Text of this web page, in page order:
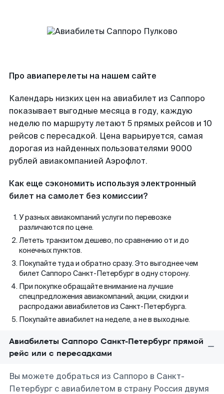
Про авиаперелеты на нашем сайте
Календарь низких цен на авиабилет из Саппоро
показывает выгодные месяца в году, каждую
неделю по маршруту летают 5 прямых рейсов и 10
рейсов с пересадкой. Цена варьируется, самая
дорогая из найденных пользователями 9000
рублей авиакомпанией Аэрофлот.
Как еще сэкономить используя электронный
билет на самолет без комиссии?
У разных авиакомпаний услуги по перевозке
различаются по цене.
Лететь транзитом дешево, по сравнению от и до
конечных пунктов.
Покупайте туда и обратно сразу. Это выгоднее чем
билет Саппоро Санкт-Петербург в одну сторону.
При покупке обращайте внимание на лучшие
спецпредложения авиакомпаний, акции, скидки и
распродажи авиабилетов из Санкт-Петербурга.
Покупайте авиабилет на неделе, а не в выходные.
Авиабилеты Саппоро Санкт-Петербург прямой
рейс или с пересадками
Вы можете добраться из Саппоро в Санкт-
Петербург с авиабилетом в страну Россия двумя